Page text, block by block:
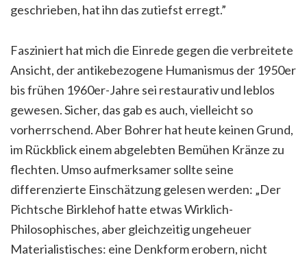
geschrieben, hat ihn das zutiefst erregt.”
Fasziniert hat mich die Einrede gegen die verbreitete
Ansicht, der antikebezogene Humanismus der 1950er
bis frühen 1960er-Jahre sei restaurativ und leblos
gewesen. Sicher, das gab es auch, vielleicht so
vorherrschend. Aber Bohrer hat heute keinen Grund,
im Rückblick einem abgelebten Bemühen Kränze zu
flechten. Umso aufmerksamer sollte seine
differenzierte Einschätzung gelesen werden: „Der
Pichtsche Birklehof hatte etwas Wirklich-
Philosophisches, aber gleichzeitig ungeheuer
Materialistisches: eine Denkform er­obern, nicht